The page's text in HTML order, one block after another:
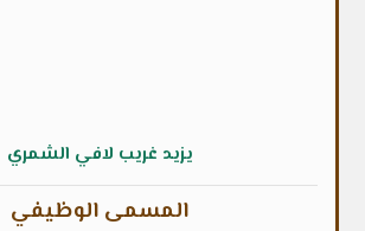
يزيد غريب لافي الشمري
المسمى الوظيفي